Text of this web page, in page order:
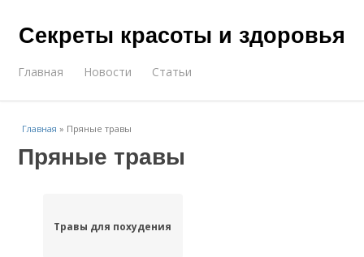
Секреты красоты и здоровья
Главная Новости Статьи
Главная » Пряные травы
Пряные травы
Травы для похудения